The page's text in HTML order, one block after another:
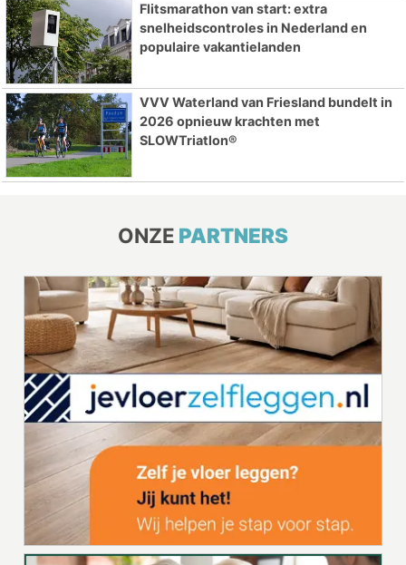
Flitsmarathon van start: extra
snelheidscontroles in Nederland en
populaire vakantielanden
VVV Waterland van Friesland bundelt in
2026 opnieuw krachten met
SLOWTriatlon®
ONZE PARTNERS